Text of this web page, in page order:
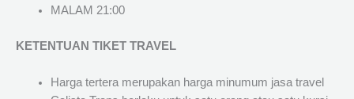
MALAM 21:00
KETENTUAN TIKET TRAVEL
Harga tertera merupakan harga minumum jasa travel